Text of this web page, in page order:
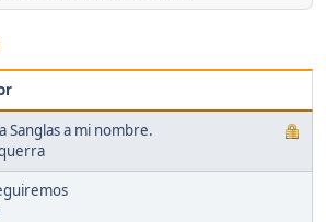
Sanglas a mi nombre.